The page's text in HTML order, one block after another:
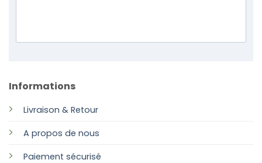
Informations
Livraison & Retour
A propos de nous
Paiement sécurisé